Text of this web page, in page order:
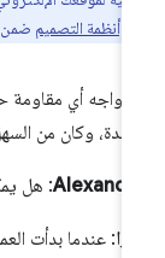
وأنظمة التصميمضمن &quot;التعرّف على ميزات تسهيل الاستخدام&quot;.
أواجه أي مقاومة
وكان من السهل
: هل يمكنك
: عندما بدأت